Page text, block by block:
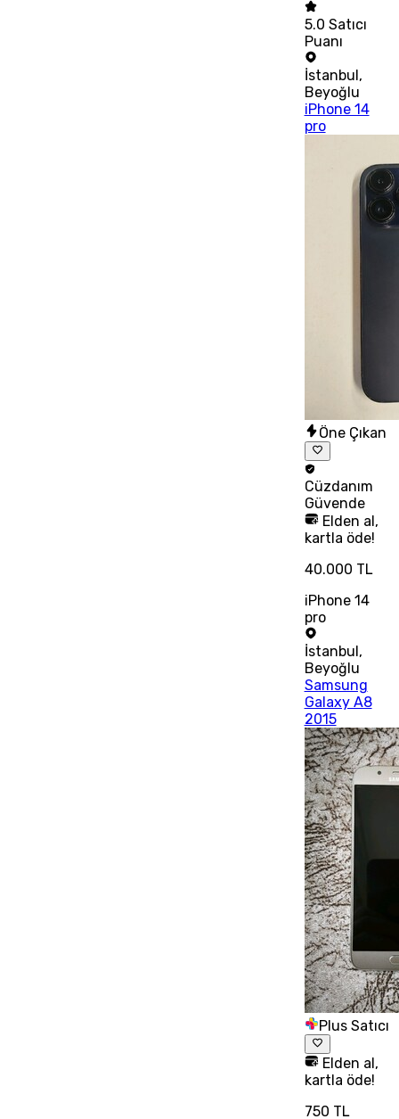
5.0 Satıcı
Puanı
İstanbul,
Beyoğlu
iPhone 14
pro
Öne Çıkan
Cüzdanım
Güvende
Elden al,
kartla öde!
40.000 TL
iPhone 14
pro
İstanbul,
Beyoğlu
Samsung
Galaxy A8
2015
Plus Satıcı
Elden al,
kartla öde!
750 TL